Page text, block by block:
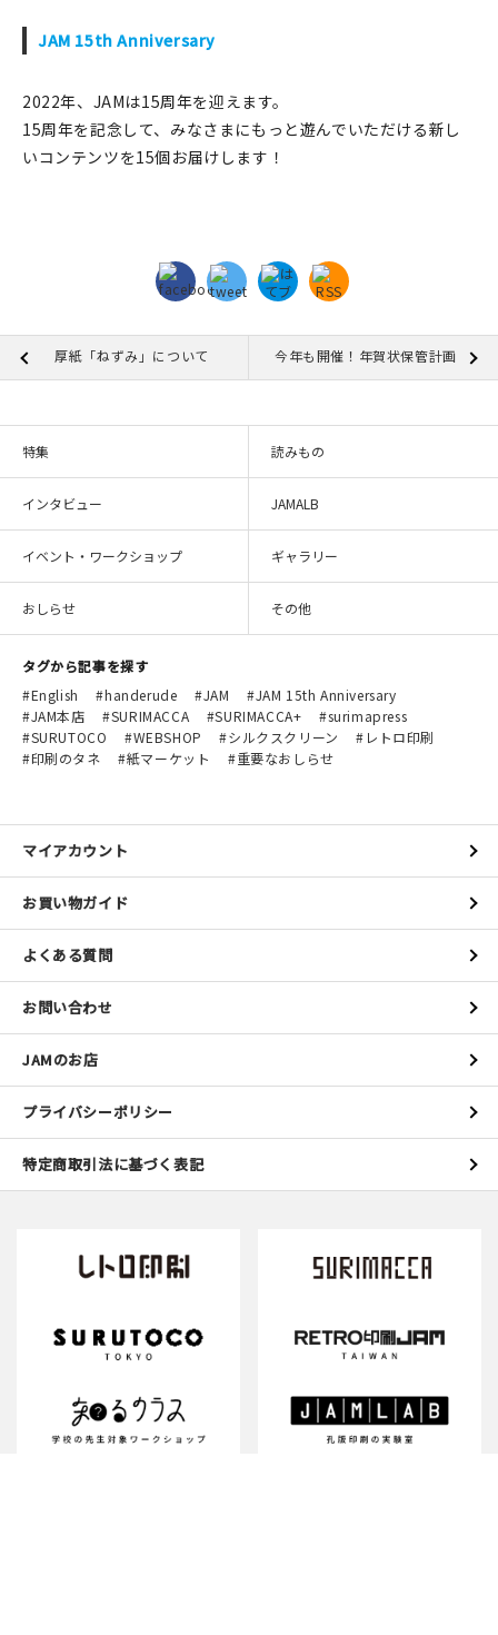
JAM 15th Anniversary
2022年、JAMは15周年を迎えます。
15周年を記念して、みなさまにもっと遊んでいただける新し
いコンテンツを15個お届けします！
厚紙「ねずみ」について 今年も開催！年賀状保管計画
特集 読みもの
インタビュー JAMALB
イベント・ワークショップ ギャラリー
おしらせ その他
タグから記事を探す
English
handerude JAM
JAM 15th Anniversary
JAM本店
SURIMACCA SURIMACCA+
surimapress
SURUTOCO
WEBSHOP シルクスクリーン
レトロ印刷
印刷のタネ
紙マーケット 重要なおしらせ
マイアカウント
お買い物ガイド
よくある質問
お問い合わせ
JAMのお店
プライバシーポリシー
特定商取引法に基づく表記